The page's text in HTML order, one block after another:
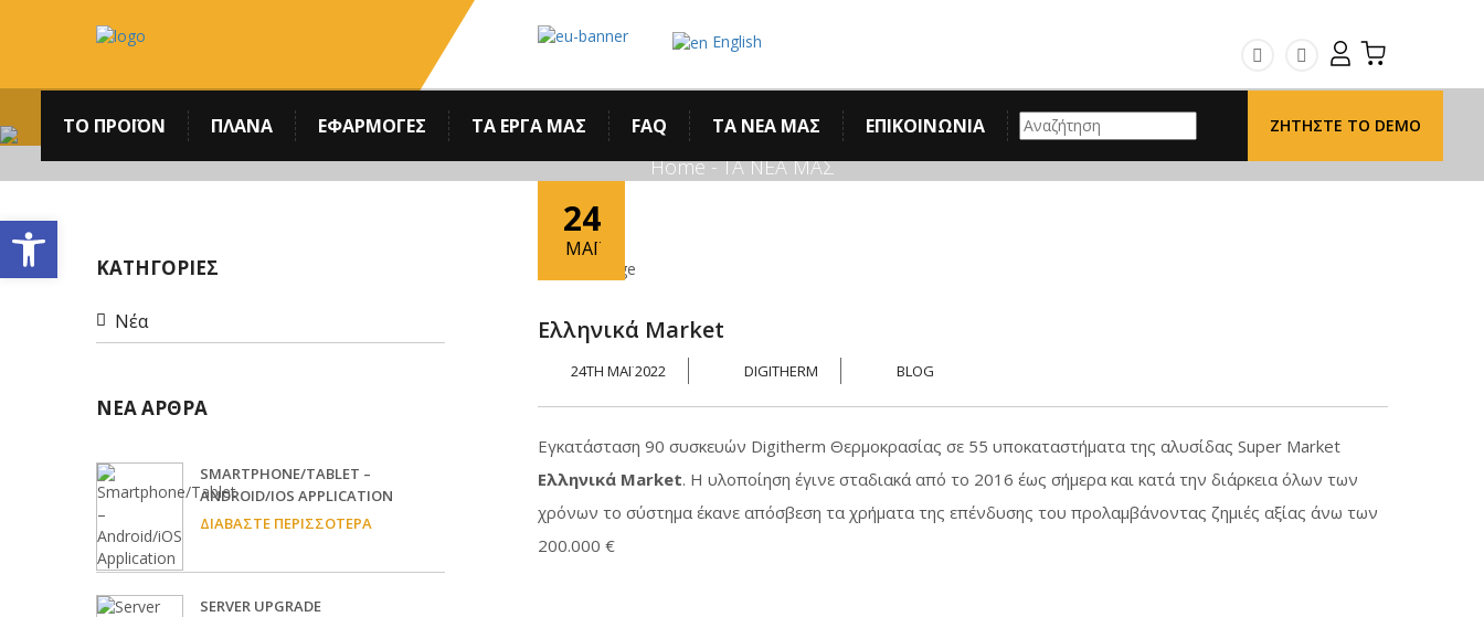
English
instagram
ΤΟ ΠΡΟΪΟΝ ΠΛΆΝΑ ΕΦΑΡΜΟΓΕΣ ΤΑ ΕΡΓΑ ΜΑΣ FAQ ΤΑ ΝΕΑ ΜΑΣ ΕΠΙΚΟΙΝΩΝΙΑ Search ΖΗΤΉΣΤΕ ΤΟ DEMO
ΤΑ ΝΕΑ ΜΑΣ
Home-ΤΑ ΝΕΑ ΜΑΣ
ΚΑΤΗΓΟΡΙΕΣ
Νέα
ΝΕΑ ΑΡΘΡΑ
SMARTPHONE/TABLET –
ANDROID/IOS APPLICATION
ΔΙΑΒΆΣΤΕ ΠΕΡΙΣΣΌΤΕΡΑ
SERVER UPGRADE
24
ΜΆΙ
Ελληνικά Market
24TH ΜΆΙ 2022 DIGITHERM BLOG
Εγκατάσταση 90 συσκευών Digitherm Θερμοκρασίας σε 55 υποκαταστήματα της αλυσίδας Super Market
Ελληνικά Market. Η υλοποίηση έγινε σταδιακά από το 2016 έως σήμερα και κατά την διάρκεια όλων των
χρόνων το σύστημα έκανε απόσβεση τα χρήματα της επένδυσης του προλαμβάνοντας ζημιές αξίας άνω των
200.000 €
Ανοίξτε τη γραμμή εργαλείων